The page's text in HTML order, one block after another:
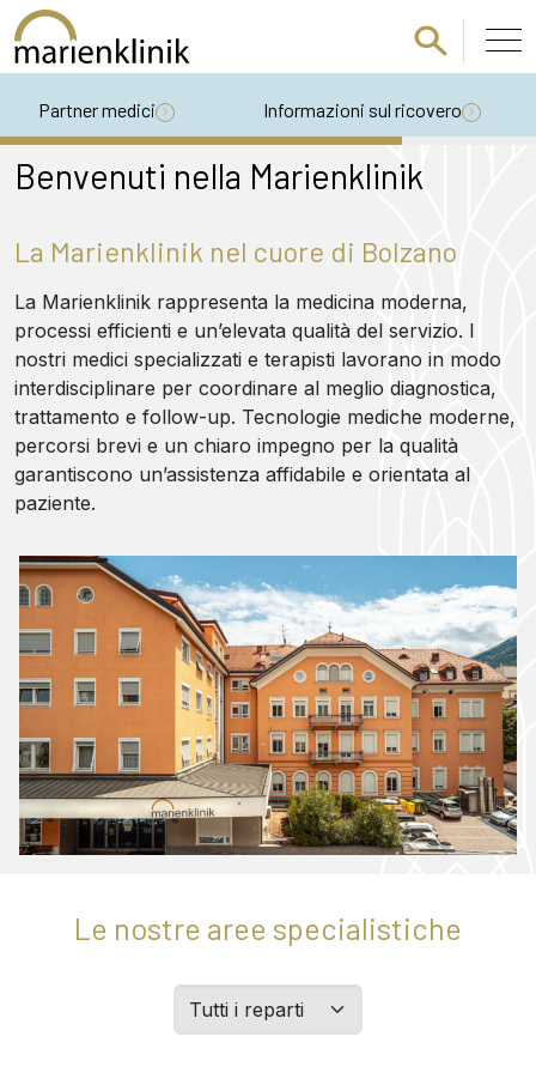
Passa al contenuto principale
Partner medici Informazioni sul ricovero
Benvenuti nella Marienklinik
La Marienklinik nel cuore di Bolzano
La Marienklinik rappresenta la medicina moderna,
processi efficienti e un’elevata qualità del servizio. I
nostri medici specializzati e terapisti lavorano in modo
interdisciplinare per coordinare al meglio diagnostica,
trattamento e follow-up. Tecnologie mediche moderne,
percorsi brevi e un chiaro impegno per la qualità
garantiscono un’assistenza affidabile e orientata al
paziente.
Le nostre aree specialistiche
Filtern
Sie